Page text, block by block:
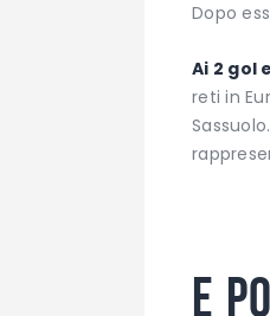
Dopo
Ai 2 gol
reti in
E